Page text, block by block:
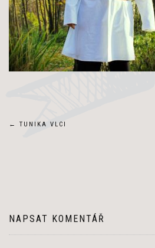
Navigace
← TUNIKA VLCI
NAPSAT KOMENTÁŘ